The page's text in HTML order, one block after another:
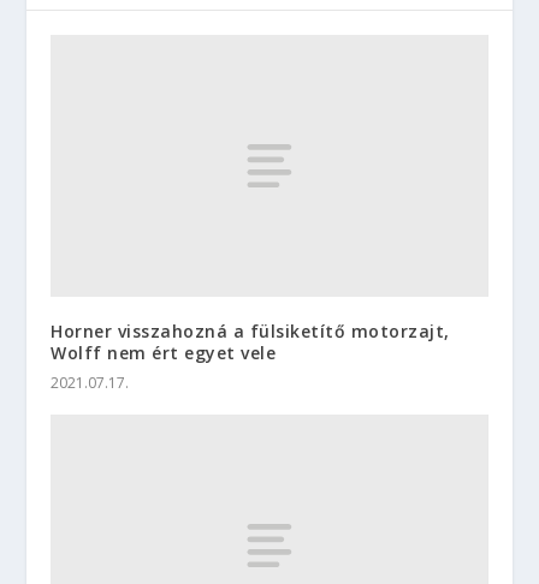
Horner visszahozná a fülsiketítő motorzajt,
Wolff nem ért egyet vele
2021.07.17.